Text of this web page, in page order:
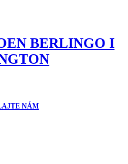
BERLINGO I
NÁM